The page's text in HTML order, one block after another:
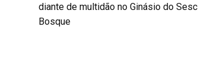
diante de multidão no Ginásio do Sesc
Bosque